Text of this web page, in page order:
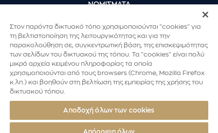
ΝΟΜΙΣΜΑΤΑ
ΝΟΜΙΣΜΑΤΙΚΑ ΠΡΟΓΡΑΜΜΑΤΑ &
ΣΥΛΛΟΓΕΣ
ΣΥΛΛΕΚΤΕΣ
Στον παρόντα δικτυακό τόπο χρησιμοποιούνται "cookies" για
τη βελτιστοποίηση της λειτουργικότητας και για την
παρακολούθηση σε, συγκεντρωτική βάση, της επισκεψιμότητας
των σελίδων του δικτυακού της τόπου. Τα "cookies" είναι πολύ
μικρά αρχεία κειμένου πληροφορίας τα οποία
χρησιμοποιούνται από τους browsers (Chrome, Mozilla Firefox
κ.λπ.) και βοηθούν στη βελτίωση της εμπειρίας της χρήσης του
δικτυακού τόπου.
Αποδοχή όλων των cookies